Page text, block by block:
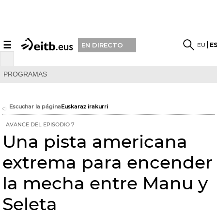
☰ EN DIRECTO EU
PROGRAMAS
Escuchar la páginaEuskaraz irakurri
AVANCE DEL EPISODIO 7
Una pista americana
extrema para encender
la mecha entre Manu y
Seleta